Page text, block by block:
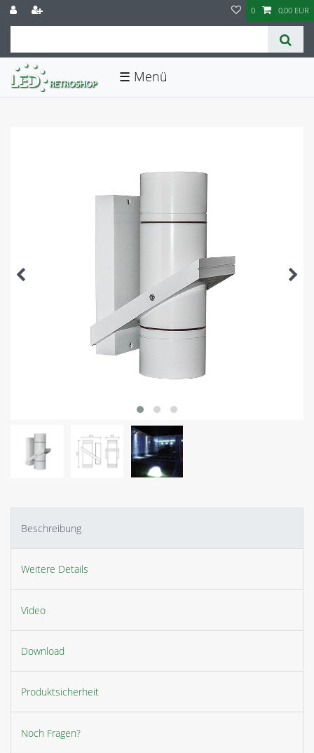
0 0,00 EUR
☰
Beschreibung
Weitere Details
Video
Download
Produktsicherheit
Noch Fragen?